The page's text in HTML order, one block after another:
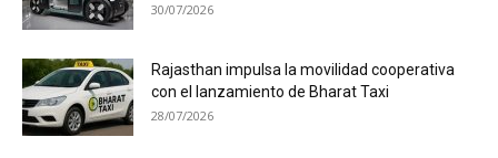
30/07/2026
Rajasthan impulsa la movilidad cooperativa
con el lanzamiento de Bharat Taxi
28/07/2026